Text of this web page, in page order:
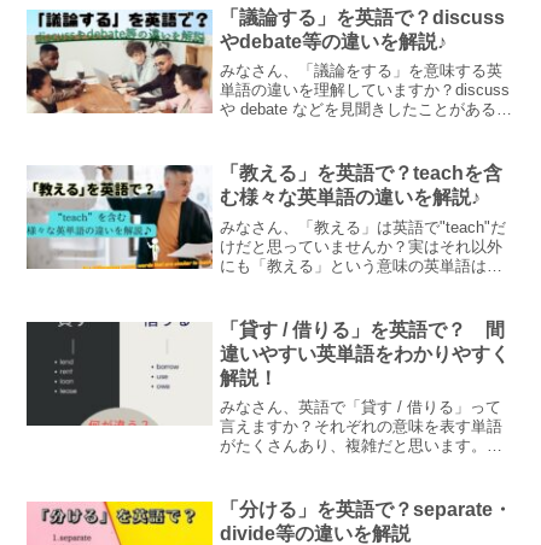
い」を表す単語を例文と一緒に紹介しま
す♪
「議論する」を英語で？discuss
やdebate等の違いを解説♪
みなさん、「議論をする」を意味する英
単語の違いを理解していますか？discuss
や debate などを見聞きしたことがあると
やその違いについて例文とともに解説し
ます♪
「教える」を英語で？teachを含
む様々な英単語の違いを解説♪
みなさん、「教える」は英語で"teach"だ
けだと思っていませんか？実はそれ以外
にも「教える」という意味の英単語は
の違いや適した使い方を例文とともに解
説します♪
「貸す / 借りる」を英語で？ 間
違いやすい英単語をわかりやすく
解説！
みなさん、英語で「貸す / 借りる」って
言えますか？それぞれの意味を表す単語
がたくさんあり、複雑だと思います。そ
ひ英語の感覚を身に付けていただきたい
です。
「分ける」を英語で？separate・
divide等の違いを解説